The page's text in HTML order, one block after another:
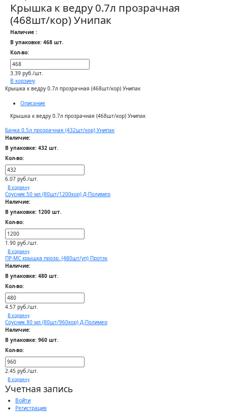
Крышка к ведру 0.7л прозрачная
(468шт/кор) Унипак
Наличие :
В упаковке: 468 шт.
Кол-во:
3.39 руб./шт.
В корзину
Крышка к ведру 0.7л прозрачная (468шт/кор) Унипак
Описание
Крышка к ведру 0.7л прозрачная (468шт/кор) Унипак
Банка 0.5л прозрачная (432шт/кор) Унипак
Наличие:
В упаковке: 432 шт.
Кол-во:
6.07 руб./шт.
В корзину
Соусник 50 мл (80шт/1200кор) Д-Полимер
Наличие:
В упаковке: 1200 шт.
Кол-во:
1.90 руб./шт.
В корзину
ПР-МС крышка прозр. (480шт/уп) Протэк
Наличие:
В упаковке: 480 шт.
Кол-во:
4.57 руб./шт.
В корзину
Соусник 80 мл (80шт/960кор) Д-Полимер
Наличие:
В упаковке: 960 шт.
Кол-во:
2.45 руб./шт.
В корзину
Учетная запись
Войти
Регистрация